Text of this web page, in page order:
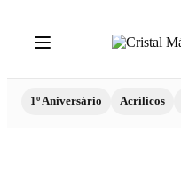
1º Aniversário Acrílicos